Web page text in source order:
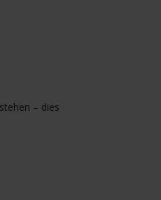
– dies